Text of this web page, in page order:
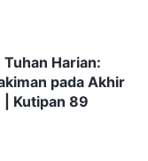
Tuhan Harian:
pada Akhir
| Kutipan 89